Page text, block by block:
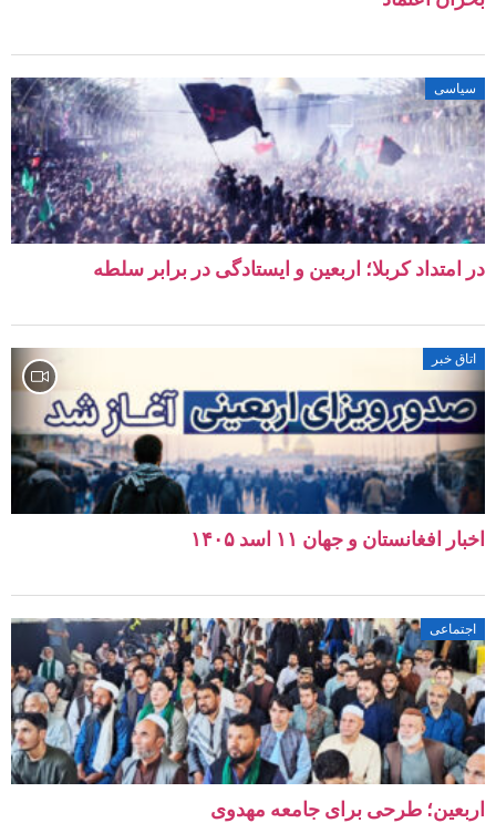
سیاسی
در امتداد کربلا؛ اربعین و ایستادگی در برابر سلطه
اتاق خبر
اخبار افغانستان و جهان ۱۱ اسد ۱۴۰۵
اجتماعی
اربعین؛ طرحی برای جامعه مهدوی